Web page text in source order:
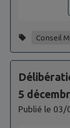
Conseil
5
Publié le 03/